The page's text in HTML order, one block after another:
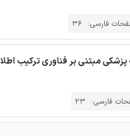
فارسی: 36
مبتنی بر فناوری ترکیب
فارسی: 23